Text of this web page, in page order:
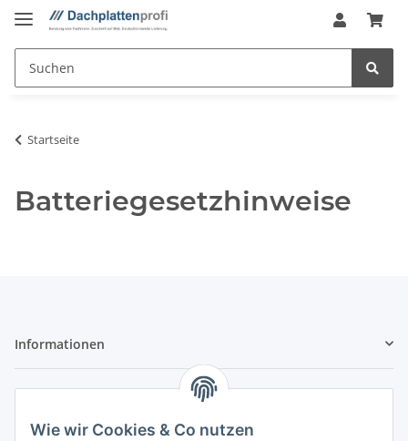
Startseite
Batteriegesetzhinweise
Informationen
Gesetzliche Informationen
Wie wir Cookies & Co nutzen